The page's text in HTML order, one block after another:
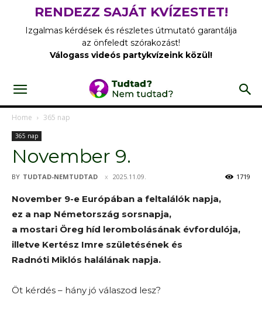
RENDEZZ SAJÁT KVÍZESTET!
Izgalmas kérdések és részletes útmutató garantálja
az önfeledt szórakozást!
Válogass videós partykvízeink közül!
Home 365 nap
365 nap
November 9.
BY TUDTAD-NEMTUDTAD 2025.11.09. 1719
November 9-e Európában a feltalálók napja,
ez a nap Németország sorsnapja,
a mostari Öreg híd lerombolásának évfordulója,
illetve Kertész Imre születésének és
Radnóti Miklós halálának napja.
Öt kérdés – hány jó válaszod lesz?